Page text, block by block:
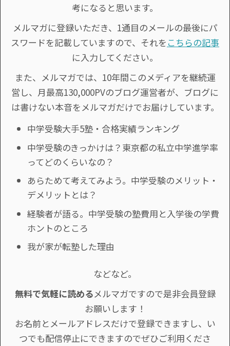
考になると思います。
メルマガに登録いただき、1通目のメールの最後にパ
スワードを記載していますので、それを こちらの記事
に入力してください。
また、メルマガでは、10年間このメディアを継続運
営し、月最高130,000PVのブログ運営者が、ブログに
は書けない本音をメルマガだけでお届けしています。
中学受験大手5塾・合格実績ランキング
中学受験のきっかけは？東京都の私立中学進学率
ってどのくらいなの？
あらためて考えてみよう。中学受験のメリット・
デメリットとは？
経験者が語る。中学受験の塾費用と入学後の学費
ホントのところ
我が家が転塾した理由
などなど。
無料で気軽に読めるメルマガですので是非会員登録
お願いします！
お名前とメールアドレスだけで登録できますし、い
つでも配信停止にできますのでぜひご利用くださ